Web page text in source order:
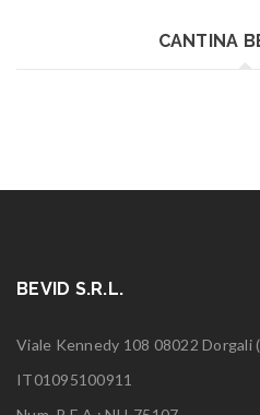
CANTINA
BEVID S.R.L.
Viale Kennedy 108 08022 Dorgali
IT01095100911